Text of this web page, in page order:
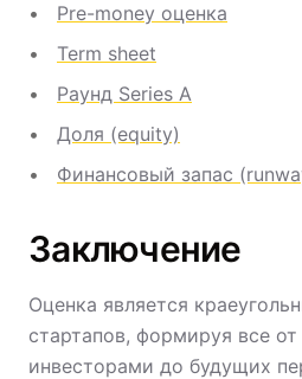
Pre-money оценка
Term sheet
Раунд Series A
Доля (equity)
Финансовый запас
Заключение
Оценка является
стартапов, формируя все
инвесторами до будущих